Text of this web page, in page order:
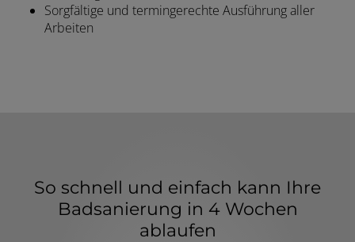
Sorgfältige und termingerechte Ausführung aller
Arbeiten
So schnell und einfach kann Ihre
Badsanierung in 4 Wochen
ablaufen